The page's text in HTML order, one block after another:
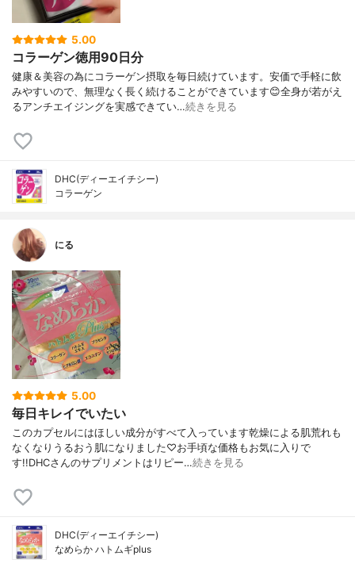
5.00
コラーゲン徳用90日分
健康＆美容の為にコラーゲン摂取を毎日続けています。安価で手軽に飲
みやすいので、無理なく長く続けることができています😊全身が若がえ
るアンチエイジングを実感できてい…続きを見る
DHC(ディーエイチシー)
コラーゲン
にる
5.00
毎日キレイでいたい
このカプセルにはほしい成分がすべて入っています乾燥による肌荒れも
なくなりうるおう肌になりました♡お手頃な価格もお気に入りで
す!!DHCさんのサプリメントはリピー…続きを見る
DHC(ディーエイチシー)
なめらか ハトムギplus